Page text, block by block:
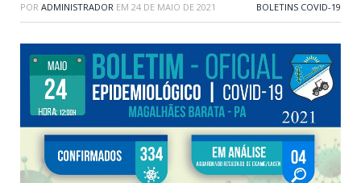
POR ADMINISTRADOR EM 24 DE MAIO DE 2021 BOLETINS COVID-19